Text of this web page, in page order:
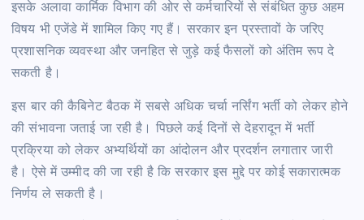
इसके अलावा कार्मिक विभाग की ओर से कर्मचारियों से संबंधित कुछ अहम
विषय भी एजेंडे में शामिल किए गए हैं। सरकार इन प्रस्तावों के जरिए
प्रशासनिक व्यवस्था और जनहित से जुड़े कई फैसलों को अंतिम रूप दे
सकती है।
इस बार की कैबिनेट बैठक में सबसे अधिक चर्चा नर्सिंग भर्ती को लेकर होने
की संभावना जताई जा रही है। पिछले कई दिनों से देहरादून में भर्ती
प्रक्रिया को लेकर अभ्यर्थियों का आंदोलन और प्रदर्शन लगातार जारी
है। ऐसे में उम्मीद की जा रही है कि सरकार इस मुद्दे पर कोई सकारात्मक
निर्णय ले सकती है।